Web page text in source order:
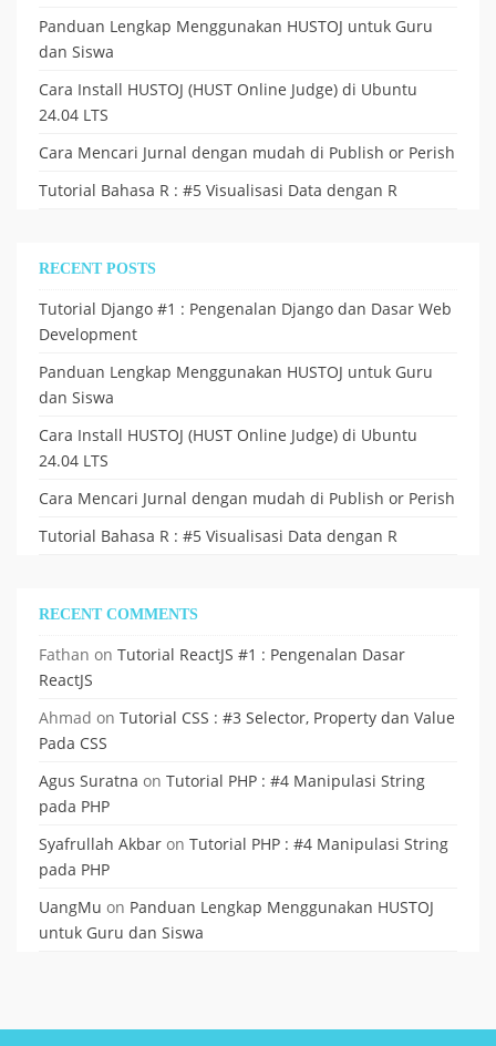
Panduan Lengkap Menggunakan HUSTOJ untuk Guru
dan Siswa
Cara Install HUSTOJ (HUST Online Judge) di Ubuntu
24.04 LTS
Cara Mencari Jurnal dengan mudah di Publish or Perish
Tutorial Bahasa R : #5 Visualisasi Data dengan R
RECENT POSTS
Tutorial Django #1 : Pengenalan Django dan Dasar Web
Development
Panduan Lengkap Menggunakan HUSTOJ untuk Guru
dan Siswa
Cara Install HUSTOJ (HUST Online Judge) di Ubuntu
24.04 LTS
Cara Mencari Jurnal dengan mudah di Publish or Perish
Tutorial Bahasa R : #5 Visualisasi Data dengan R
RECENT COMMENTS
Fathan on Tutorial ReactJS #1 : Pengenalan Dasar
ReactJS
Ahmad on Tutorial CSS : #3 Selector, Property dan Value
Pada CSS
Agus Suratna on Tutorial PHP : #4 Manipulasi String
pada PHP
Syafrullah Akbar on Tutorial PHP : #4 Manipulasi String
pada PHP
UangMu on Panduan Lengkap Menggunakan HUSTOJ
untuk Guru dan Siswa